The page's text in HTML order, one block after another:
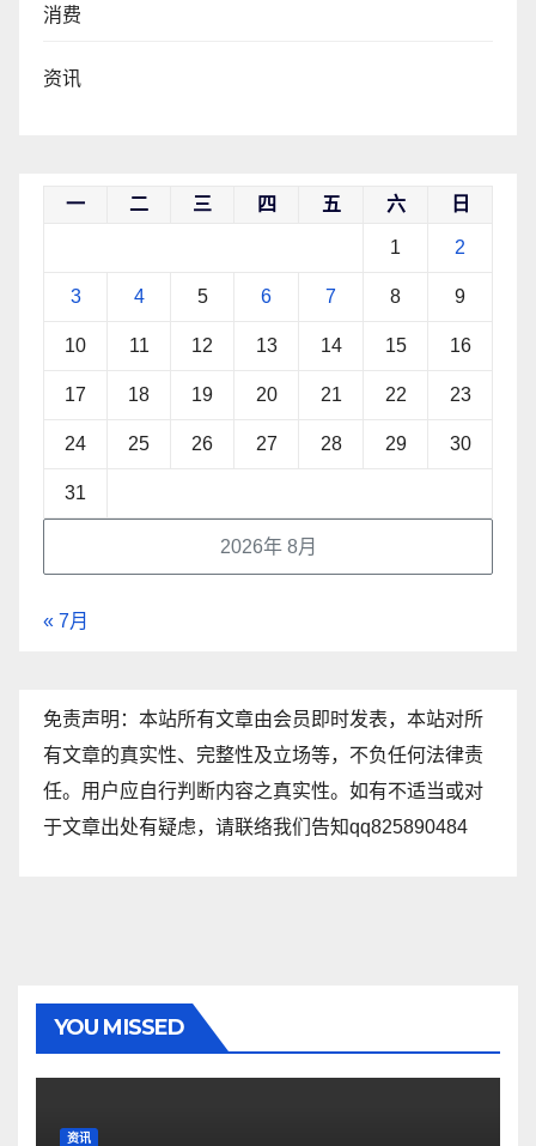
消费
资讯
2026年 8月
一 二 三 四 五 六 日
1 2
3 4 5 6 7 8 9
10 11 12 13 14 15 16
17 18 19 20 21 22 23
24 25 26 27 28 29 30
31
« 7月
免责声明：本站所有文章由会员即时发表，本站对所
有文章的真实性、完整性及立场等，不负任何法律责
任。用户应自行判断内容之真实性。如有不适当或对
于文章出处有疑虑，请联络我们告知qq825890484
YOU MISSED
资讯